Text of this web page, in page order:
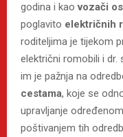
godina i kaovozači
poglavito električnih
roditeljima je tijekom
električni romobili i dr.
im je pažnja na
cestama, koje se
upravljanje
poštivanjem tih